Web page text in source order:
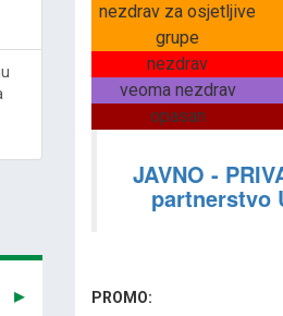
nezdrav za osjetljive
grupe
nezdrav
veoma nezdrav
opasan
JAVNO -
partnerstvo
PROMO: